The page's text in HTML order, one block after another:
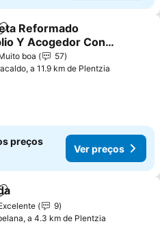
Adicionar aos favoritos
Reformado
Y Acogedor Con
boa
57
a 11.9 km de Plentzia
preços
Ver preços
Adicionar aos favoritos
9
a 4.3 km de Plentzia